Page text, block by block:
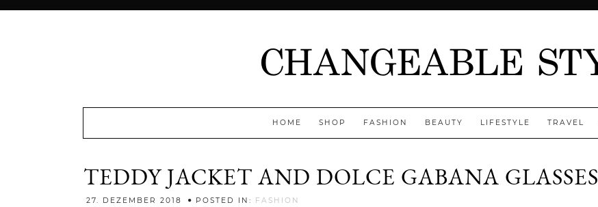
HOME SHOP FASHION BEAUTY LIFESTYLE TRAVEL
TEDDY JACKET AND DOLCE GABANA GLASSES
27. DEZEMBER 2018 POSTED IN: FASHION